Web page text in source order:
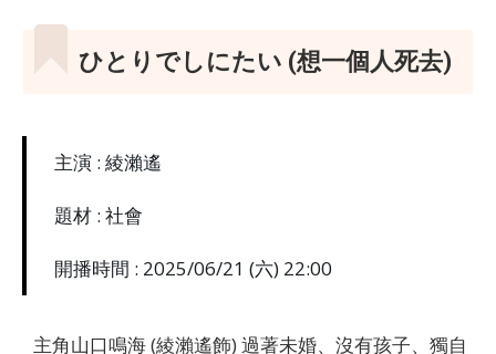
ひとりでしにたい (想一個人死去)
主演 : 綾瀨遙
題材 : 社會
開播時間 : 2025/06/21 (六) 22:00
主角山口鳴海 (綾瀨遙飾) 過著未婚、沒有孩子、獨自